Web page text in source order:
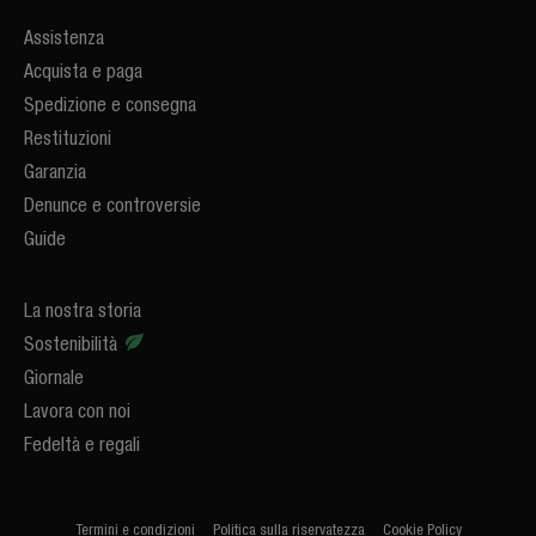
Assistenza
Acquista e paga
Spedizione e consegna
Restituzioni
Garanzia
Denunce e controversie
Guide
La nostra storia
Sostenibilità
Giornale
Lavora con noi
Fedeltà e regali
Termini e condizioni Politica sulla riservatezza Cookie Policy